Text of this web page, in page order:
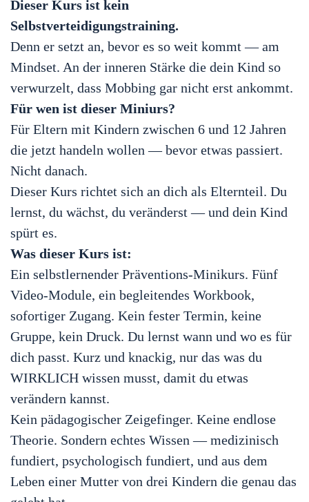
Dieser Kurs ist kein
Selbstverteidigungstraining.
Denn er setzt an, bevor es so weit kommt — am
Mindset. An der inneren Stärke die dein Kind so
verwurzelt, dass Mobbing gar nicht erst ankommt.
Für wen ist dieser Miniurs?
Für Eltern mit Kindern zwischen 6 und 12 Jahren
die jetzt handeln wollen — bevor etwas passiert.
Nicht danach.
Dieser Kurs richtet sich an dich als Elternteil. Du
lernst, du wächst, du veränderst — und dein Kind
spürt es.
Was dieser Kurs ist:
Ein selbstlernender Präventions-Minikurs. Fünf
Video-Module, ein begleitendes Workbook,
sofortiger Zugang. Kein fester Termin, keine
Gruppe, kein Druck. Du lernst wann und wo es für
dich passt. Kurz und knackig, nur das was du
WIRKLICH wissen musst, damit du etwas
verändern kannst.
Kein pädagogischer Zeigefinger. Keine endlose
Theorie. Sondern echtes Wissen — medizinisch
fundiert, psychologisch fundiert, und aus dem
Leben einer Mutter von drei Kindern die genau das